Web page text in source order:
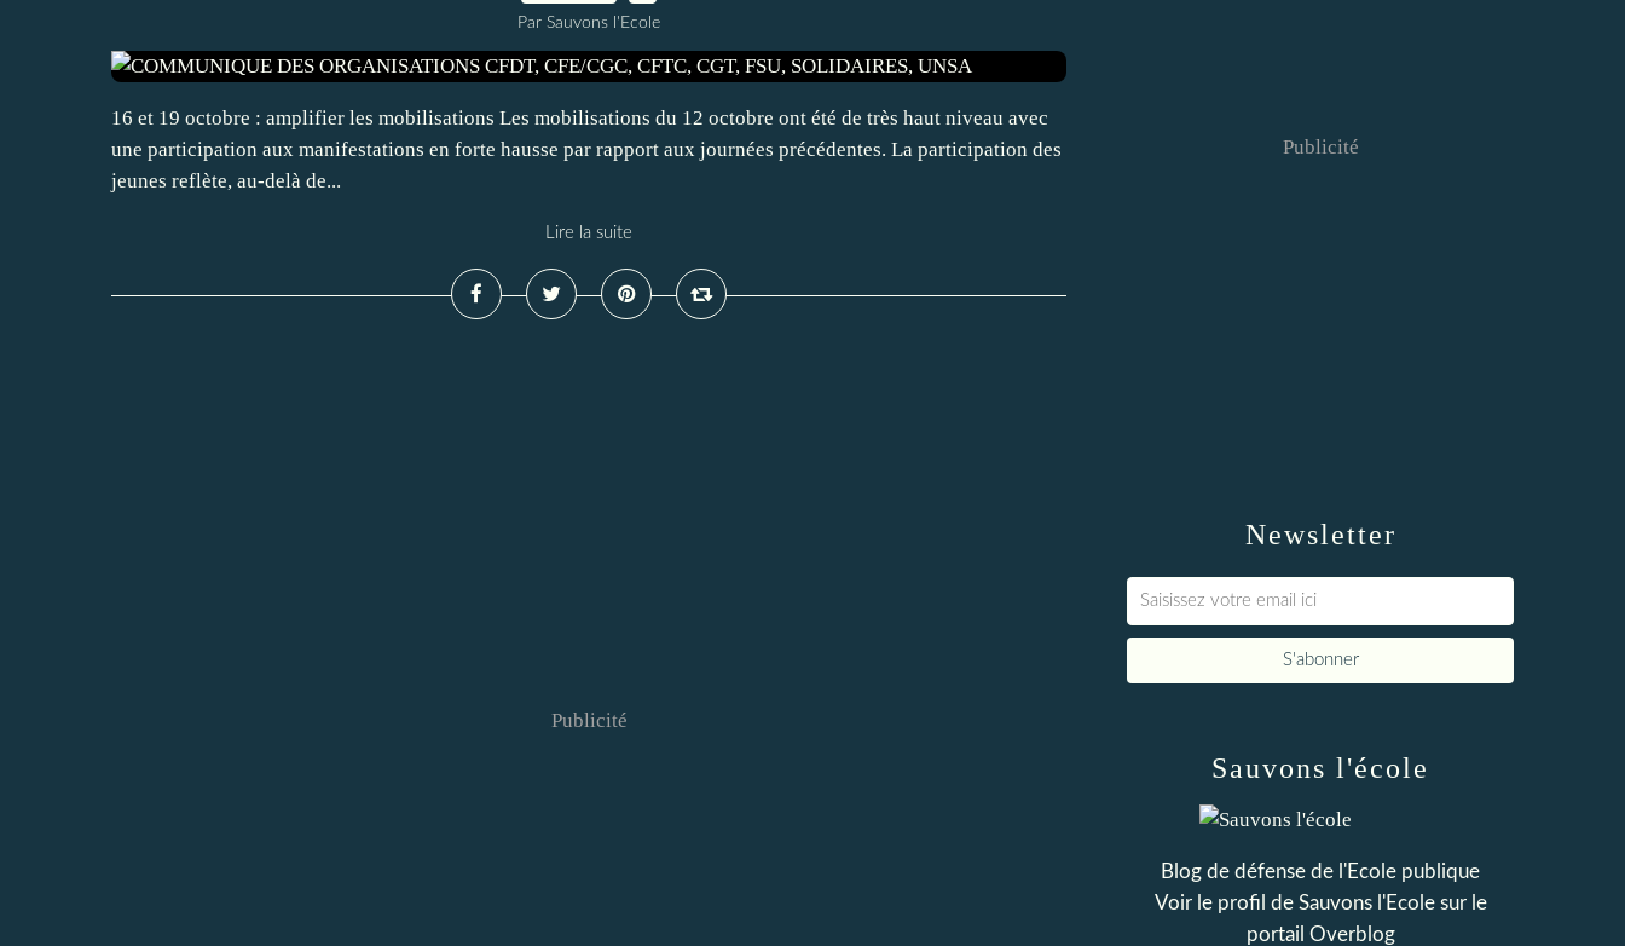
Par Sauvons l'Ecole
16 et 19 octobre : amplifier les mobilisations Les mobilisations du 12 octobre ont été de très haut niveau avec
une participation aux manifestations en forte hausse par rapport aux journées précédentes. La participation des
jeunes reflète, au-delà de...
Lire la suite
Publicité
Newsletter
Publicité
Sauvons l'école
Blog de défense de l'Ecole publique
Voir le profil de Sauvons l'Ecolesur le
portail Overblog